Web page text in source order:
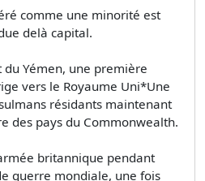
comme une minorité est
delà capital.
Yémen, une première
vers le Royaume Uni*Une
résidants maintenant
des pays du Commonwealth.
britannique pendant
guerre mondiale, une fois